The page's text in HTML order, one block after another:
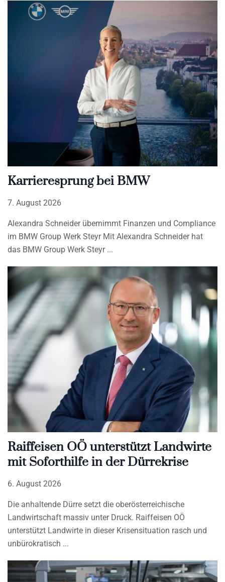
Karrieresprung bei BMW
7. August 2026
Alexandra Schneider übernimmt Finanzen und Compliance
im BMW Group Werk Steyr Mit Alexandra Schneider hat
das BMW Group Werk Steyr
Raiffeisen OÖ unterstützt Landwirte
mit Soforthilfe in der Dürrekrise
6. August 2026
Die anhaltende Dürre setzt die oberösterreichische
Landwirtschaft massiv unter Druck. Raiffeisen OÖ
unterstützt Landwirte in dieser Krisensituation rasch und
unbürokratisch